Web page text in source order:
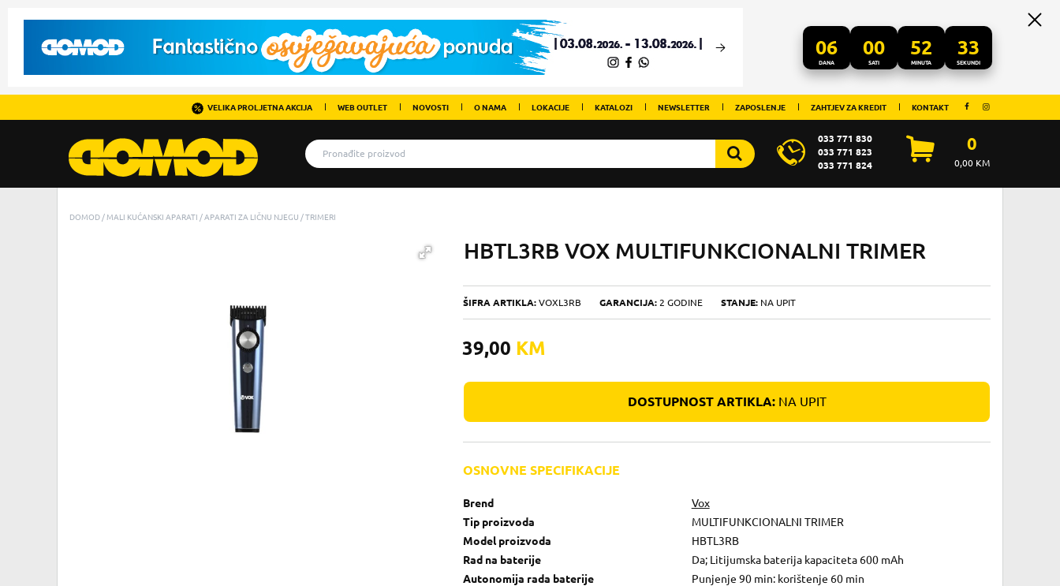
06
DANA
00
SATI
52
MINUTA
33
SEKUNDI
VELIKA PROLJETNA AKCIJA WEB OUTLET NOVOSTI O NAMA LOKACIJE KATALOZI NEWSLETTER ZAPOSLENJE ZAHTJEV ZA KREDIT KONTAKT
033 771 830
033 771 823
033 771 824
0
0,00KM
DOMOD MALI KUĆANSKI APARATI APARATI ZA LIČNU NJEGU TRIMERI
HBTL3RB VOX MULTIFUNKCIONALNI TRIMER
ŠIFRA ARTIKLA: VOXL3RB GARANCIJA: 2 GODINE STANJE: NA UPIT
39,00 KM
DOSTUPNOST ARTIKLA:NA UPIT
OSNOVNE SPECIFIKACIJE
Brend
Vox
Tip proizvoda
MULTIFUNKCIONALNI TRIMER
Model proizvoda
HBTL3RB
Rad na baterije
Da; Litijumska baterija kapaciteta 600 mAh
Autonomija rada baterije
Punjenje 90 min: korištenje 60 min